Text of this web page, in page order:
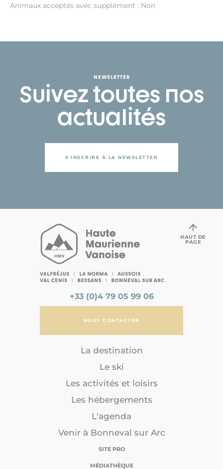
Animaux acceptés avec supplément : Non
NEWSLETTER
Suivez toutes nos
actualités
S'INSCRIRE À LA NEWSLETTER
+33 (0)4 79 05 99 06
NOUS CONTACTER
La destination
Le ski
Les activités et loisirs
Les hébergements
L'agenda
Venir à Bonneval sur Arc
SITE PRO
MÉDIATHÈQUE
HAUT DE
PAGE